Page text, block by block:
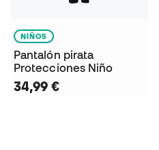
NIÑOS
Pantalón pirata
Protecciones Niño
34,99 €